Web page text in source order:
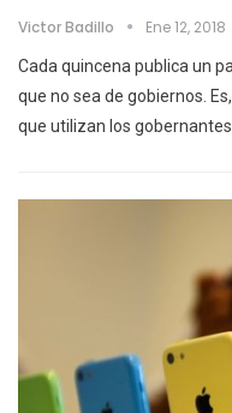
Victor Badillo Ene 12, 2018
Cada quincena publica un
que no sea de gobiernos.
que utilizan los